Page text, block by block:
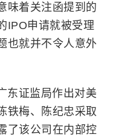
味着关注函提到的
IPO申请就被受理
也就并不令人意外
东证监局作出对美
铁梅、陈纪忠采取
了该公司在内部控